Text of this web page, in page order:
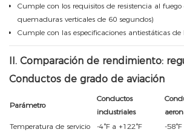
Cumple con los requisitos de resistencia al
quemaduras verticales de 60 segundos)
Cumple con las especificaciones antiestáticas de
II. Comparación de rendimiento:
Conductos de grado de aviación
Parámetro
Conductos
industriales
Temperatura de servicio
-4°F a +122°F
-